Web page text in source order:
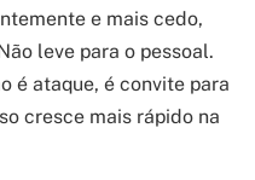
e mais cedo,
leve para o pessoal.
é ataque, é convite para
cresce mais rápido na